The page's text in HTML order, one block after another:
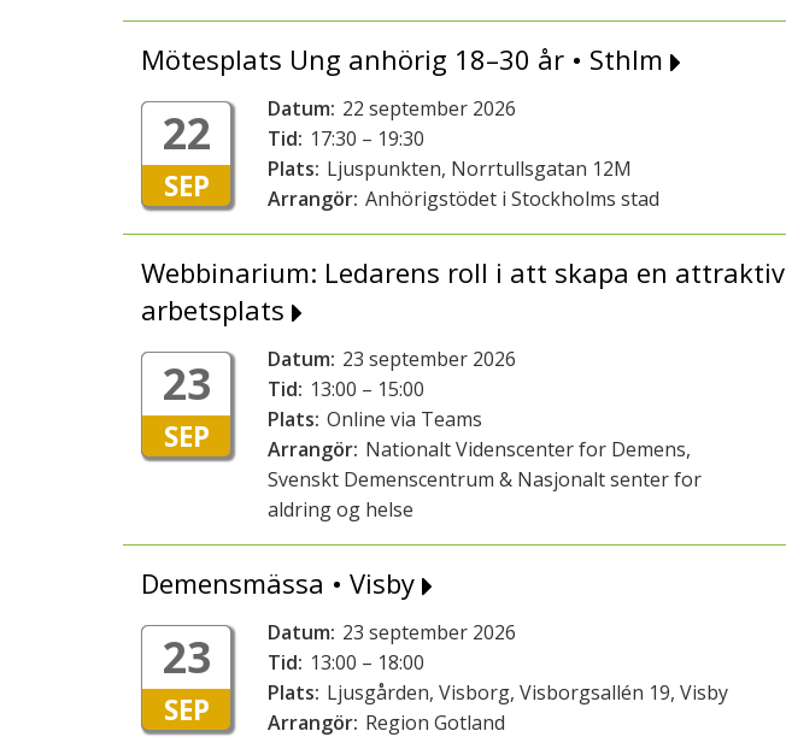
Mötesplats Ung anhörig 18–30 år • Sthlm
22
SEP
Datum: 22 september 2026
Tid: 17:30 – 19:30
Plats: Ljuspunkten, Norrtullsgatan 12M
Arrangör: Anhörigstödet i Stockholms stad
Webbinarium: Ledarens roll i att skapa en attraktiv
arbetsplats
23
SEP
Datum: 23 september 2026
Tid: 13:00 – 15:00
Plats: Online via Teams
Arrangör: Nationalt Videnscenter for Demens,
Svenskt Demenscentrum & Nasjonalt senter for
aldring og helse
Demensmässa • Visby
23
SEP
Datum: 23 september 2026
Tid: 13:00 – 18:00
Plats: Ljusgården, Visborg, Visborgsallén 19, Visby
Arrangör: Region Gotland